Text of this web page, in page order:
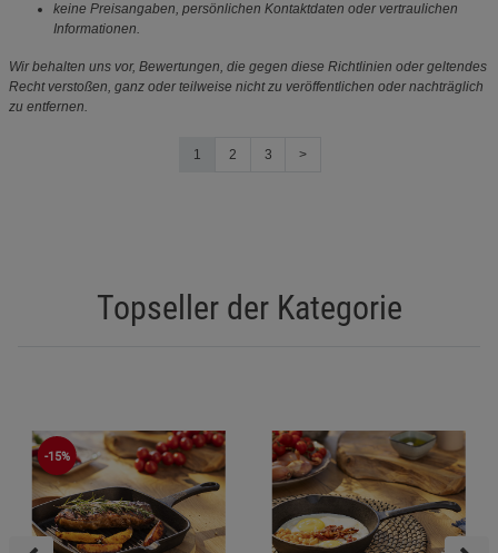
keine Preisangaben, persönlichen Kontaktdaten oder vertraulichen
Informationen.
Wir behalten uns vor, Bewertungen, die gegen diese Richtlinien oder geltendes
Recht verstoßen, ganz oder teilweise nicht zu veröffentlichen oder nachträglich
zu entfernen.
1 2 3 >
Topseller der Kategorie
-15%